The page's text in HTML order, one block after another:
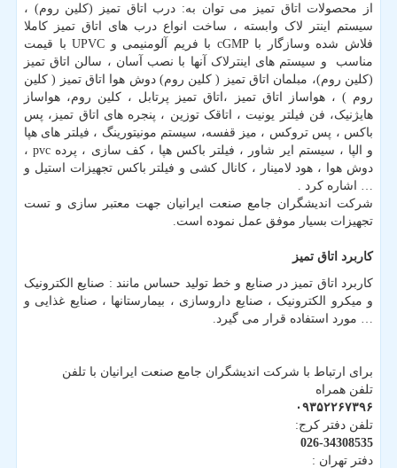
از محصولات اتاق تمیز می توان به: درب اتاق تمیز (کلین روم) ،
سیستم اینتر لاک وابسته ، ساخت انواع درب های اتاق تمیز کاملا
فلاش شده وسازگار با cGMP با فریم آلومنیمی و UPVC با قیمت
مناسب و سیستم های اینترلاک آنها با نصب آسان ، سالن اتاق تمیز
(کلین روم)، مبلمان اتاق تمیز ( کلین روم) دوش هوا اتاق تمیز ( کلین
روم ) ، هواساز اتاق تمیز ،اتاق تمیز پرتابل ، کلین‌ روم، هواساز
هایژنیک، فن فیلتر یونیت ، اتاقک توزین ، پنجره های اتاق تمیز، پس
باکس ، پس تروکس ، میز قفسه، سیستم مونیتورینگ ، فیلتر های هپا
و الپا ، سیستم ایر شاور ، فیلتر باکس هپا ، کف سازی ، پرده pvc ،
دوش هوا ، هود لامینار ، کانال کشی و فیلتر باکس تجهیزات استیل و
… اشاره کرد .
شرکت اندیشگران جامع صنعت ایرانیان جهت معتبر سازی و تست
تجهیزات بسیار موفق عمل نموده است.
کاربرد اتاق تمیز
کاربرد اتاق تمیز در صنایع و خط تولید حساس مانند : صنایع الکترونیک
و میکرو الکترونیک ، صنایع داروسازی ، بیمارستانها ، صنایع غذایی و
… مورد استفاده قرار می گیرد.
برای ارتباط با شرکت اندیشگران جامع صنعت ایرانیان با تلفن
تلفن همراه
۰۹۳۵۲۲۶۷۳۹۶
تلفن دفتر کرج:
026-34308535
دفتر تهران :